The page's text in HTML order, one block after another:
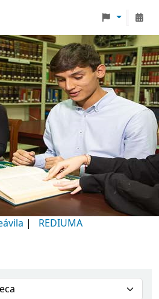
Monteávila
| REDIUMA